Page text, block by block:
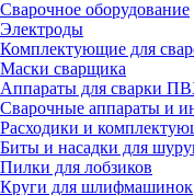
Сварочное оборудование
Электроды
Комплектующие для
Маски сварщика
Аппараты для сварки
Сварочные аппараты и
Расходики и
Биты и насадки для
Пилки для лобзиков
Круги для шлифмашинок